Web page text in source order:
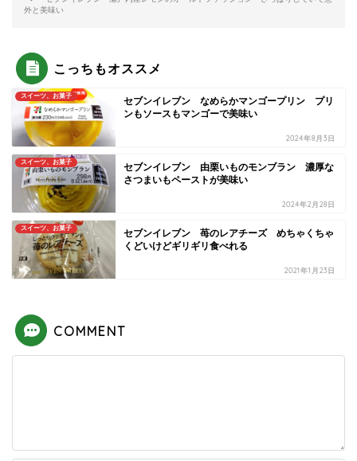
外と美味い
こっちもオススメ
スイーツ、お菓子
セブンイレブン なめらかマンゴープリン プリ
ンもソースもマンゴーで美味い
2024年8月3日
スイーツ、お菓子
セブンイレブン 由栗いものモンブラン 濃厚な
さつまいもペーストが美味い
2024年2月28日
スイーツ、お菓子
セブンイレブン 苺のレアチーズ めちゃくちゃ
くどいけどギリギリ食べれる
2021年1月23日
COMMENT